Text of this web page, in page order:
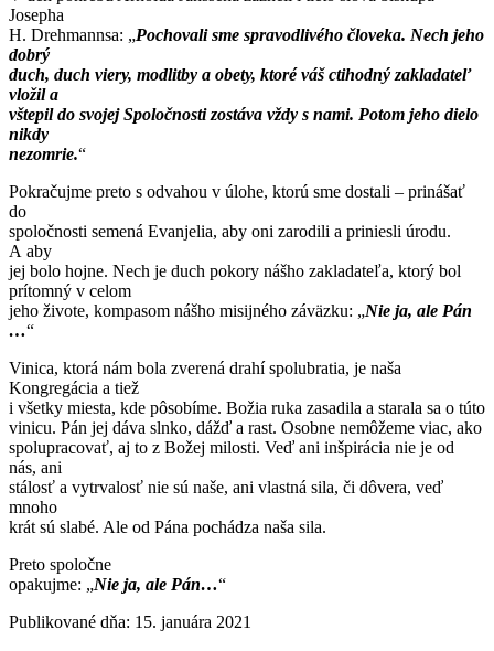
Josepha
H. Drehmannsa: „Pochovali sme spravodlivého človeka. Nech jeho
dobrý
duch, duch viery, modlitby a obety, ktoré váš ctihodný zakladateľ
vložil a
vštepil do svojej Spoločnosti zostáva vždy s nami. Potom jeho dielo
nikdy
nezomrie.“
Pokračujme preto s odvahou v úlohe, ktorú sme dostali – prinášať
do
spoločnosti semená Evanjelia, aby oni zarodili a priniesli úrodu.
A aby
jej bolo hojne. Nech je duch pokory nášho zakladateľa, ktorý bol
prítomný v celom
jeho živote, kompasom nášho misijného záväzku: „Nie ja, ale Pán
…“
Vinica, ktorá nám bola zverená drahí spolubratia, je naša
Kongregácia a tiež
i všetky miesta, kde pôsobíme. Božia ruka zasadila a starala sa o túto
vinicu. Pán jej dáva slnko, dážď a rast. Osobne nemôžeme viac, ako
spolupracovať, aj to z Božej milosti. Veď ani inšpirácia nie je od
nás, ani
stálosť a vytrvalosť nie sú naše, ani vlastná sila, či dôvera, veď
mnoho
krát sú slabé. Ale od Pána pochádza naša sila.
Preto spoločne
opakujme: „Nie ja, ale Pán…“
Publikované dňa: 15. januára 2021